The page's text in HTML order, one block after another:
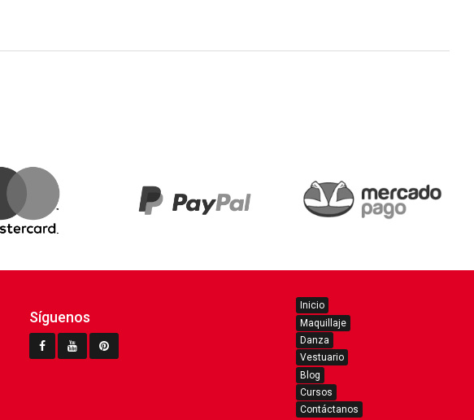
Síguenos
Inicio
Maquillaje
Danza
Vestuario
Blog
Cursos
Contáctanos